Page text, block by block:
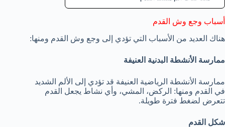
أسباب وجع وش القدم
هناك العديد من الأسباب التي تؤدي إلى وجع وش القدم ومنها:
ممارسة الأنشطة البدنية العنيفة
ممارسة الأنشطة الرياضية العنيفة قد تؤدي إلى الألم الشديد
في القدم ومنها: الركض، المشي، وأي نشاط يجعل القدم
تتعرض لضغط فترة طويلة.
شكل القدم